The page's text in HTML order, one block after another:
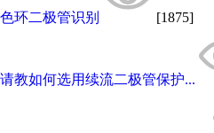
色环二极管识别 [1875]
请教如何选用续流二极管保护...